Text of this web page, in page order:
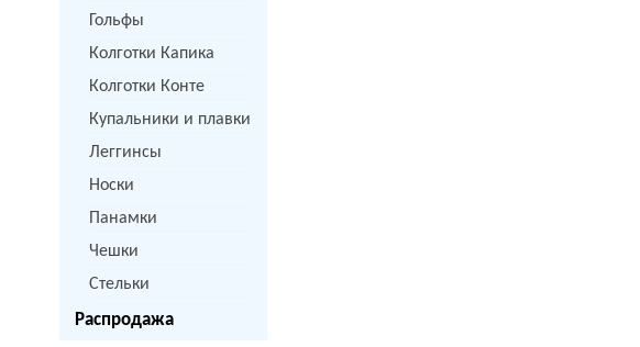
Гольфы
Колготки Капика
Колготки Конте
Купальники и плавки
Леггинсы
Носки
Панамки
Чешки
Стельки
Распродажа